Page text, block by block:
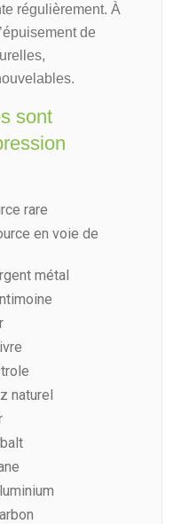
régulièrement. À
de
sont
rare
en voie de
métal
naturel